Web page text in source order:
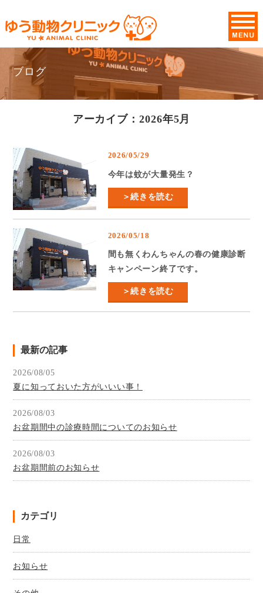
ブログ
アーカイブ：2026年5月
2026/05/29
今年は蚊が大量発生？
＞続きを読む
2026/05/18
間も無くわんちゃんの春の健康診断
キャンペーン終了です。
＞続きを読む
最新の記事
2026/08/05
夏に知っておいた方がいいい事！
2026/08/03
お盆期間中の診療時間についてのお知らせ
2026/08/03
お盆期間前のお知らせ
カテゴリ
日常
お知らせ